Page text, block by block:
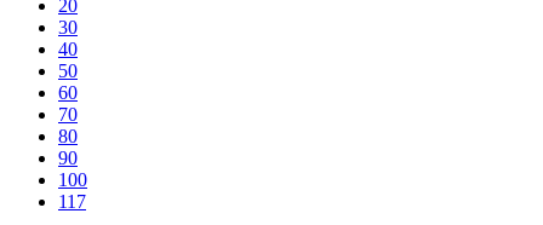
20
30
40
50
60
70
80
90
100
117